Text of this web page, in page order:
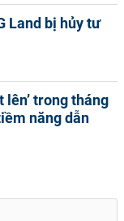
Land bị hủy tư
lên’ trong tháng
năng dẫn